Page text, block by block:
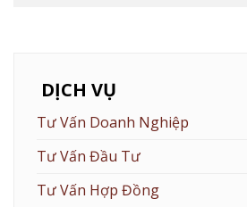
DỊCH VỤ
Tư Vấn Doanh Nghiệp
Tư Vấn Đầu Tư
Tư Vấn Hợp Đồng